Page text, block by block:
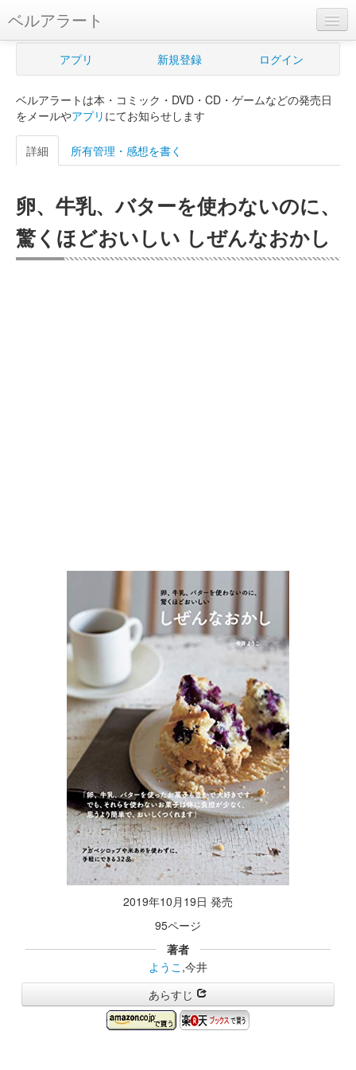
ベルアラート
ベルアラートとは
新規登録
ログイン
購入管理
Myシェルフ
アプリ 新規登録 ログイン
ベルアラートは本・コミック・DVD・CD・ゲームなどの発売日
をメールやアプリ にてお知らせします
詳細 所有管理・感想を書く
卵、牛乳、バターを使わないのに、
驚くほどおいしい しぜんなおかし
2019年10月19日 発売
95ページ
著者
ようこ ,今井
あらすじ